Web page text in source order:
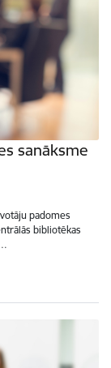
sanāksme
padomes
bibliotēkas